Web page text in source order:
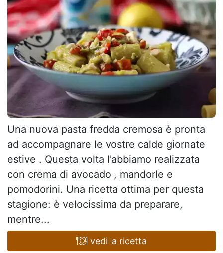
Una nuova pasta fredda cremosa è pronta
ad accompagnare le vostre calde giornate
estive . Questa volta l'abbiamo realizzata
con crema di avocado , mandorle e
pomodorini. Una ricetta ottima per questa
stagione: è velocissima da preparare,
mentre...
vedi la ricetta